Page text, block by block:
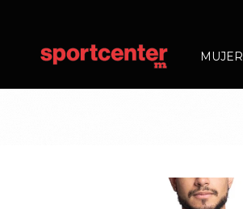
MUJER